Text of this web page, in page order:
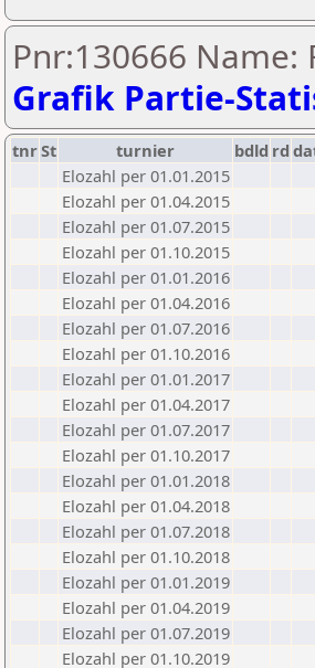
Pnr:130666
Grafik Partie-
tnrSt turnier bdld rd
Elozahl per 01.01.2015
Elozahl per 01.04.2015
Elozahl per 01.07.2015
Elozahl per 01.10.2015
Elozahl per 01.01.2016
Elozahl per 01.04.2016
Elozahl per 01.07.2016
Elozahl per 01.10.2016
Elozahl per 01.01.2017
Elozahl per 01.04.2017
Elozahl per 01.07.2017
Elozahl per 01.10.2017
Elozahl per 01.01.2018
Elozahl per 01.04.2018
Elozahl per 01.07.2018
Elozahl per 01.10.2018
Elozahl per 01.01.2019
Elozahl per 01.04.2019
Elozahl per 01.07.2019
Elozahl per 01.10.2019